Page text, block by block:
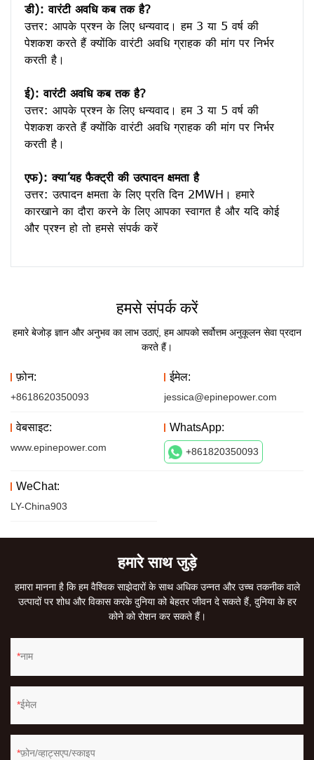
डी): वारंटी अवधि कब तक है?
उत्तर: आपके प्रश्न के लिए धन्यवाद। हम 3 या 5 वर्ष की
पेशकश करते हैं क्योंकि वारंटी अवधि ग्राहक की मांग पर निर्भर
करती है।
ई): वारंटी अवधि कब तक है?
उत्तर: आपके प्रश्न के लिए धन्यवाद। हम 3 या 5 वर्ष की
पेशकश करते हैं क्योंकि वारंटी अवधि ग्राहक की मांग पर निर्भर
करती है।
एफ): क्या’यह फैक्ट्री की उत्पादन क्षमता है
उत्तर: उत्पादन क्षमता के लिए प्रति दिन 2MWH। हमारे
कारखाने का दौरा करने के लिए आपका स्वागत है और यदि कोई
हमसे संपर्क करें
हमारे बेजोड़ ज्ञान और अनुभव का लाभ उठाएं, हम आपको सर्वोत्तम अनुकूलन सेवा प्रदान
करते हैं।
फ़ोन:
+8618620350093
ईमेल:
jessica@epinepower.com
वेबसाइट:
www.epinepower.com
WhatsApp:
+861820350093
WeChat:
LY-China903
हमारे साथ जुड़े
हमारा मानना ​​है कि हम वैश्विक साझेदारों के साथ अधिक उन्नत और उच्च तकनीक वाले
उत्पादों पर शोध और विकास करके दुनिया को बेहतर जीवन दे सकते हैं, दुनिया के हर
कोने को रोशन कर सकते हैं।
नाम
ईमेल
फ़ोन/व्हाट्सएप/स्काइप